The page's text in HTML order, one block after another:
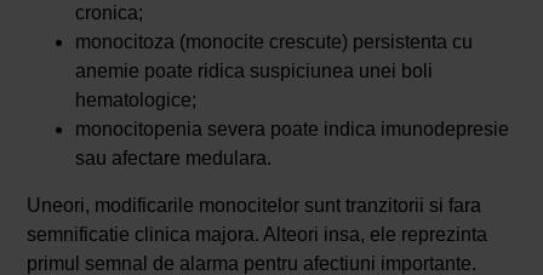
cronica;
monocitoza (monocite crescute) persistenta cu
anemie poate ridica suspiciunea unei boli
hematologice;
monocitopenia severa poate indica imunodepresie
sau afectare medulara.
Uneori, modificarile monocitelor sunt tranzitorii si fara
semnificatie clinica majora. Alteori insa, ele reprezinta
primul semnal de alarma pentru afectiuni importante.